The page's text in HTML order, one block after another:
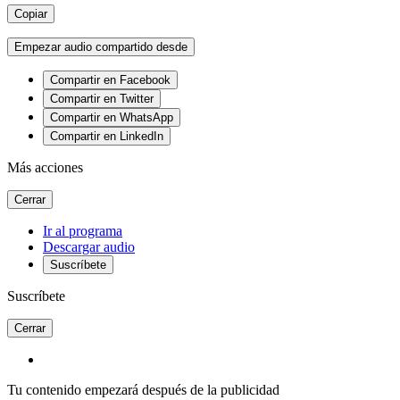
Copiar
Empezar audio compartido desde
Compartir en Facebook
Compartir en Twitter
Compartir en WhatsApp
Compartir en LinkedIn
Más acciones
Cerrar
Ir al programa
Descargar audio
Suscríbete
Suscríbete
Cerrar
Tu contenido empezará después de la publicidad